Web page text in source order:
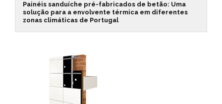
Painéis sanduíche pré-fabricados de betão: Uma
solução para a envolvente térmica em diferentes
zonas climáticas de Portugal